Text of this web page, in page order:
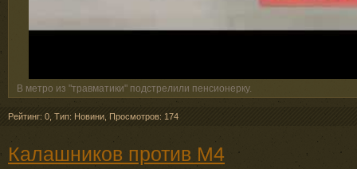
В метро из "травматики" подстрелили пенсионерку.
Рейтинг: 0 Тип: Новини Просмотров: 174
Калашников против М4